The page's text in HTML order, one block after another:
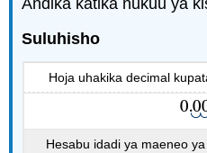
Suluhisho
Hoja uhakika decimal
Hesabu idadi ya maeneo